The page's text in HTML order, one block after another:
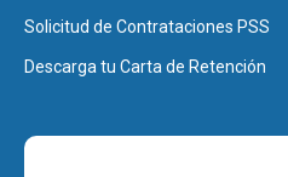
Solicitud de Contrataciones PSS
Descarga tu Carta de Retención